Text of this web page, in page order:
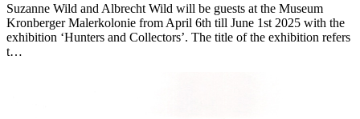
Suzanne Wild and Albrecht Wild will be guests at the Museum
Kronberger Malerkolonie from April 6th till June 1st 2025 with the
exhibition ‘Hunters and Collectors’. The title of the exhibition refers
t…